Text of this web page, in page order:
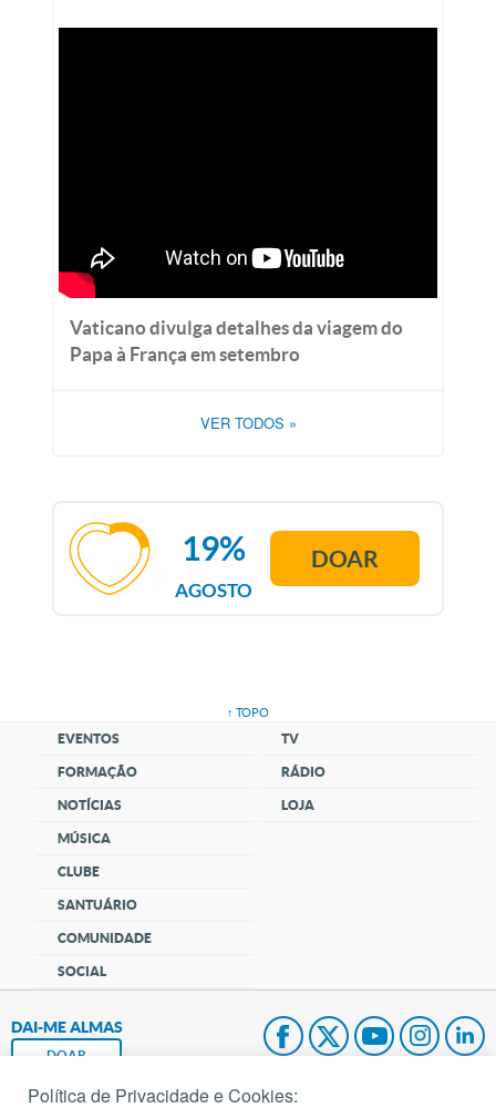
Vaticano divulga detalhes da viagem do
Papa à França em setembro
VER TODOS »
AGOSTO
19% DOAR
↑ TOPO
EVENTOS
FORMAÇÃO
NOTÍCIAS
MÚSICA
CLUBE
SANTUÁRIO
COMUNIDADE
SOCIAL
TV
RÁDIO
LOJA
DAI-ME ALMAS
DOAR
Fundação João Paulo II
Política de Privacidade e Cookies: